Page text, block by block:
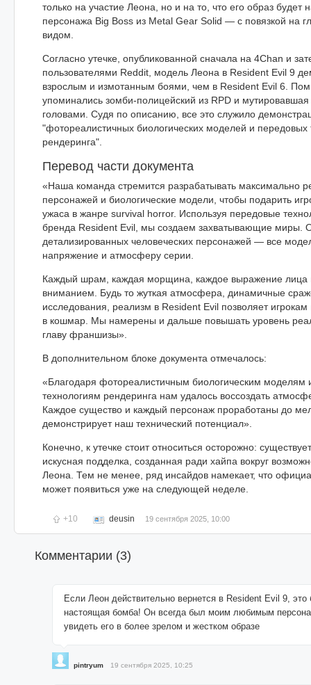
только на участие Леона, но и на то, что его образ будет
персонажа Big Boss из Metal Gear Solid — с повязкой на
видом.
Согласно утечке, опубликованной сначала на 4Chan и
пользователями Reddit, модель Леона в Resident Evil 9
взрослым и измотанным боями, чем в Resident Evil 6.
упоминались зомби-полицейский из RPD и
головами. Судя по описанию, все это служило
"фотореалистичных биологических моделей и передовых
рендеринга".
Перевод части документа
«Наша команда стремится разрабатывать максимально
персонажей и биологические модели, чтобы подарить
ужаса в жанре survival horror. Используя передовые
бренда Resident Evil, мы создаем захватывающие миры.
детализированных человеческих персонажей — все
напряжение и атмосферу серии.
Каждый шрам, каждая морщина, каждое выражение лица
вниманием. Будь то жуткая атмосфера, динамичные
исследования, реализм в Resident Evil позволяет игрокам
в кошмар. Мы намерены и дальше повышать уровень
главу франшизы».
В дополнительном блоке документа отмечалось:
«Благодаря фотореалистичным биологическим моделям
технологиям рендеринга нам удалось воссоздать
Каждое существо и каждый персонаж проработаны до
демонстрирует наш технический потенциал».
Конечно, к утечке стоит относиться осторожно:
искусная подделка, созданная ради хайпа вокруг
Леона. Тем не менее, ряд инсайдов намекает, что
может появиться уже на следующей неделе.
+10 deusin 19 сентября 2025, 10:00
Комментарии (3)
Если Леон действительно вернется в Resident Evil 9, это
настоящая бомба! Он всегда был моим любимым
увидеть его в более зрелом и жестком образе
pintryum 19 сентября 2025, 10:25